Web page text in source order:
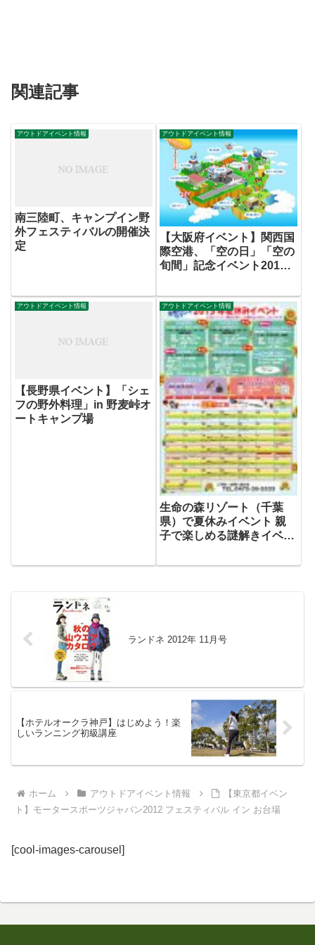
関連記事
アウトドアイベント情報
南三陸町、キャンプイン野
外フェスティバルの開催決
定
アウトドアイベント情報
【大阪府イベント】関西国
際空港、「空の日」「空の
旬間」記念イベント2012
参加者募集
アウトドアイベント情報
【長野県イベント】「シェ
フの野外料理」in 野麦峠オ
ートキャンプ場
アウトドアイベント情報
生命の森リゾート（千葉
県）で夏休みイベント 親
子で楽しめる謎解きイベン
ン、キッズスイム教室も
ランドネ 2012年 11月号
【ホテルオークラ神戸】はじめよう！楽
しいランニング初級講座
ホーム アウトドアイベント情報
【東京都イベン
ト】モータースポーツジャパン2012 フェスティバル イン お台場
[cool-images-carousel]